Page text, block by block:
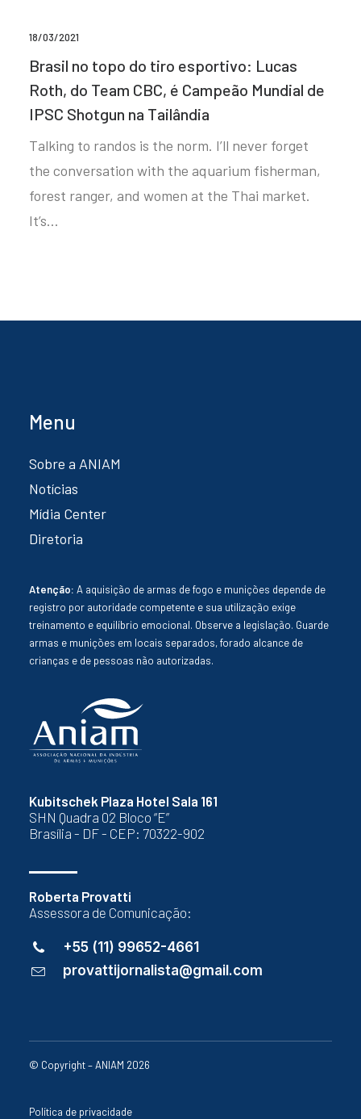
18/03/2021
Brasil no topo do tiro esportivo: Lucas
Roth, do Team CBC, é Campeão Mundial de
IPSC Shotgun na Tailândia
Talking to randos is the norm. I’ll never forget
the conversation with the aquarium fisherman,
forest ranger, and women at the Thai market.
It’s…
Kubitschek Plaza Hotel Sala 161
SHN Quadra 02 Bloco “E”
Brasília - DF - CEP: 70322-902
Roberta Provatti
Assessora de Comunicação:
+55 (11) 99652-4661
provattijornalista@gmail.com
Menu
Sobre a ANIAM
Notícias
Mídia Center
Diretoria
Atenção: A aquisição de armas de fogo e munições depende de
registro por autoridade competente e sua utilização exige
treinamento e equilíbrio emocional. Observe a legislação. Guarde
armas e munições em locais separados, forado alcance de
crianças e de pessoas não autorizadas.
© Copyright – ANIAM 2026
Política de privacidade